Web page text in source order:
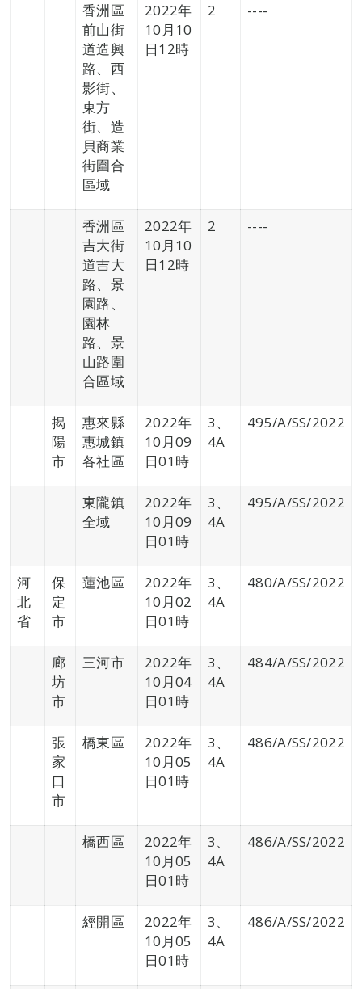
香洲區
前山街
道造興
路、西
影街、
東方
街、造
貝商業
街圍合
區域
2022年
10月10
日12時
2 ----
香洲區
吉大街
道吉大
路、景
園路、
園林
路、景
山路圍
合區域
2022年
10月10
日12時
2 ----
揭
陽
市
惠來縣
惠城鎮
各社區
2022年
10月09
日01時
3、
4A
495/A/SS/2022
東隴鎮
全域
2022年
10月09
日01時
3、
4A
495/A/SS/2022
河
北
省
保
定
市
蓮池區
2022年
10月02
日01時
3、
4A
480/A/SS/2022
廊
坊
市
三河市
2022年
10月04
日01時
3、
4A
484/A/SS/2022
張
家
口
市
橋東區
2022年
10月05
日01時
3、
4A
486/A/SS/2022
橋西區
2022年
10月05
日01時
3、
4A
486/A/SS/2022
經開區
2022年
10月05
日01時
3、
4A
486/A/SS/2022